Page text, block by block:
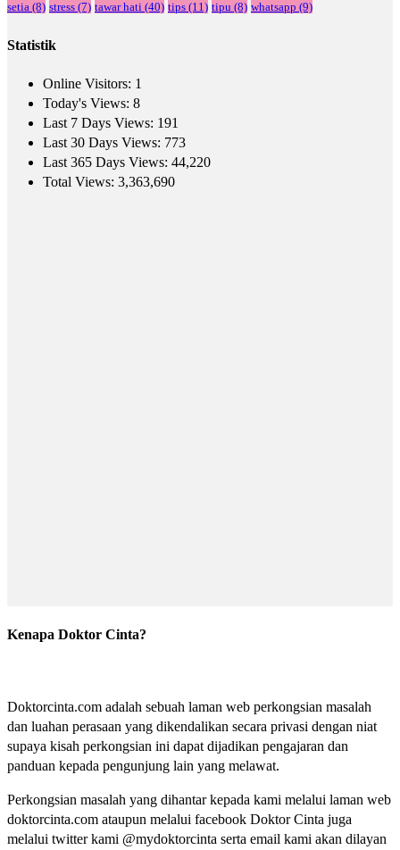
setia (8) stress (7) tawar hati (40) tips (11) tipu (8) whatsapp (9)
Statistik
Online Visitors: 1
Today's Views: 8
Last 7 Days Views: 191
Last 30 Days Views: 773
Last 365 Days Views: 44,220
Total Views: 3,363,690
Kenapa Doktor Cinta?
Doktorcinta.com adalah sebuah laman web perkongsian masalah
dan luahan perasaan yang dikendalikan secara privasi dengan niat
supaya kisah perkongsian ini dapat dijadikan pengajaran dan
panduan kepada pengunjung lain yang melawat.
Perkongsian masalah yang dihantar kepada kami melalui laman web
doktorcinta.com ataupun melalui facebook Doktor Cinta juga
melalui twitter kami @mydoktorcinta serta email kami akan dilayan